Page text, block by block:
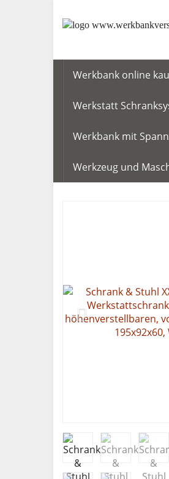
Werkbank online
Werkstatt
Werkbank mit
Werkzeug und